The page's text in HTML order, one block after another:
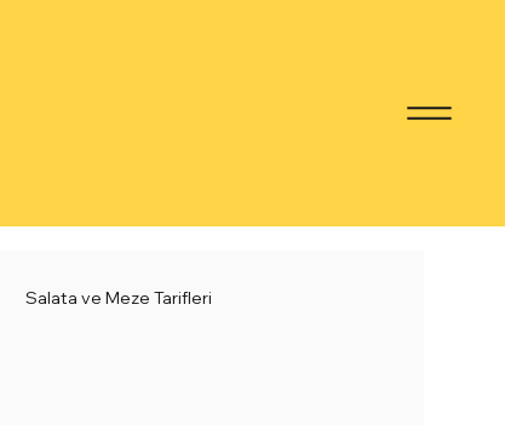
Salata ve Meze Tarifleri